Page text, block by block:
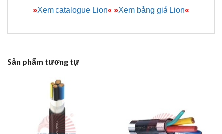
»Xem catalogue Lion« »Xem bảng giá Lion«
Sản phẩm tương tự